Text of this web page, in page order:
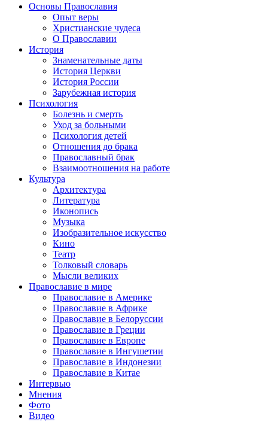
Основы Православия
Опыт веры
Христианские чудеса
О Православии
История
Знаменательные даты
История Церкви
История России
Зарубежная история
Психология
Болезнь и смерть
Уход за больными
Психология детей
Отношения до брака
Православный брак
Взаимоотношения на работе
Культура
Архитектура
Литература
Иконопись
Музыка
Изобразительное искусство
Кино
Театр
Толковый словарь
Мысли великих
Православие в мире
Православие в Америке
Православие в Африке
Православие в Белоруссии
Православие в Греции
Православие в Европе
Православие в Ингушетии
Православие в Индонезии
Православие в Китае
Интервью
Мнения
Фото
Видео